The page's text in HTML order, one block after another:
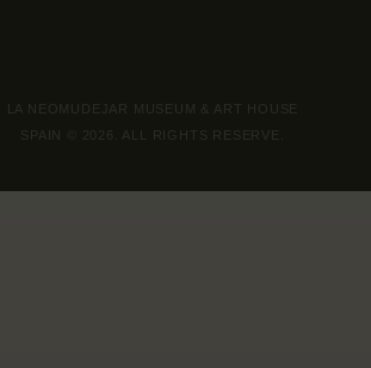
LA NEOMUDEJAR MUSEUM & ART HOUSE
SPAIN © 2026. ALL RIGHTS RESERVE.